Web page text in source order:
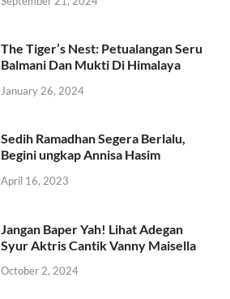
The Tiger’s Nest: Petualangan Seru
Balmani Dan Mukti Di Himalaya
January 26, 2024
Sedih Ramadhan Segera Berlalu,
Begini ungkap Annisa Hasim
April 16, 2023
Jangan Baper Yah! Lihat Adegan
Syur Aktris Cantik Vanny Maisella
October 2, 2024